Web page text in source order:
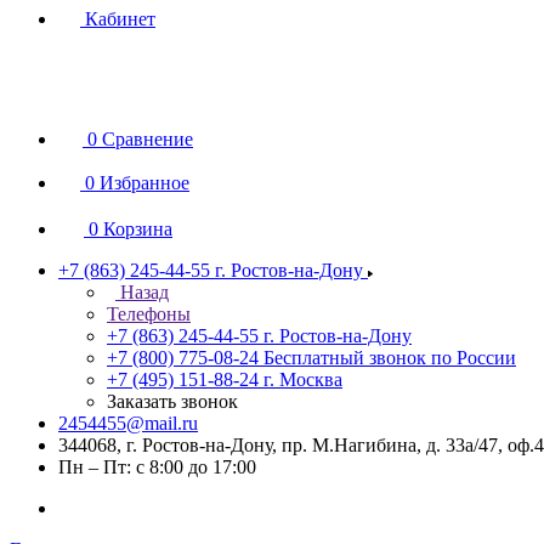
Кабинет
0 Сравнение
0 Избранное
0 Корзина
+7 (863) 245-44-55 г. Ростов-на-Дону
Назад
Телефоны
+7 (863) 245-44-55 г. Ростов-на-Дону
+7 (800) 775-08-24 Бесплатный звонок по России
+7 (495) 151-88-24 г. Москва
Заказать звонок
2454455@mail.ru
344068, г. Ростов-на-Дону, пр. М.Нагибина, д. 33а/47,
Пн – Пт: с 8:00 до 17:00